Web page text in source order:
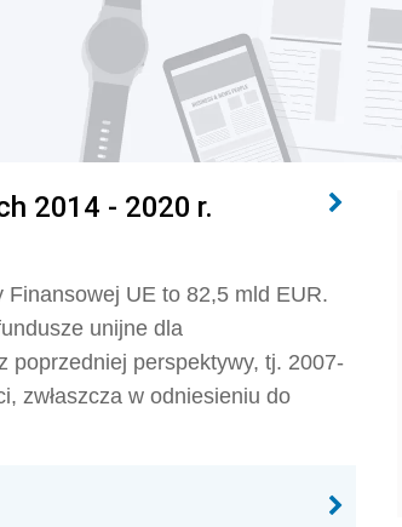
2014 - 2020 r.
UE to 82,5 mld EUR.
unijne dla
poprzedniej perspektywy, tj. 2007-
zwłaszcza w odniesieniu do